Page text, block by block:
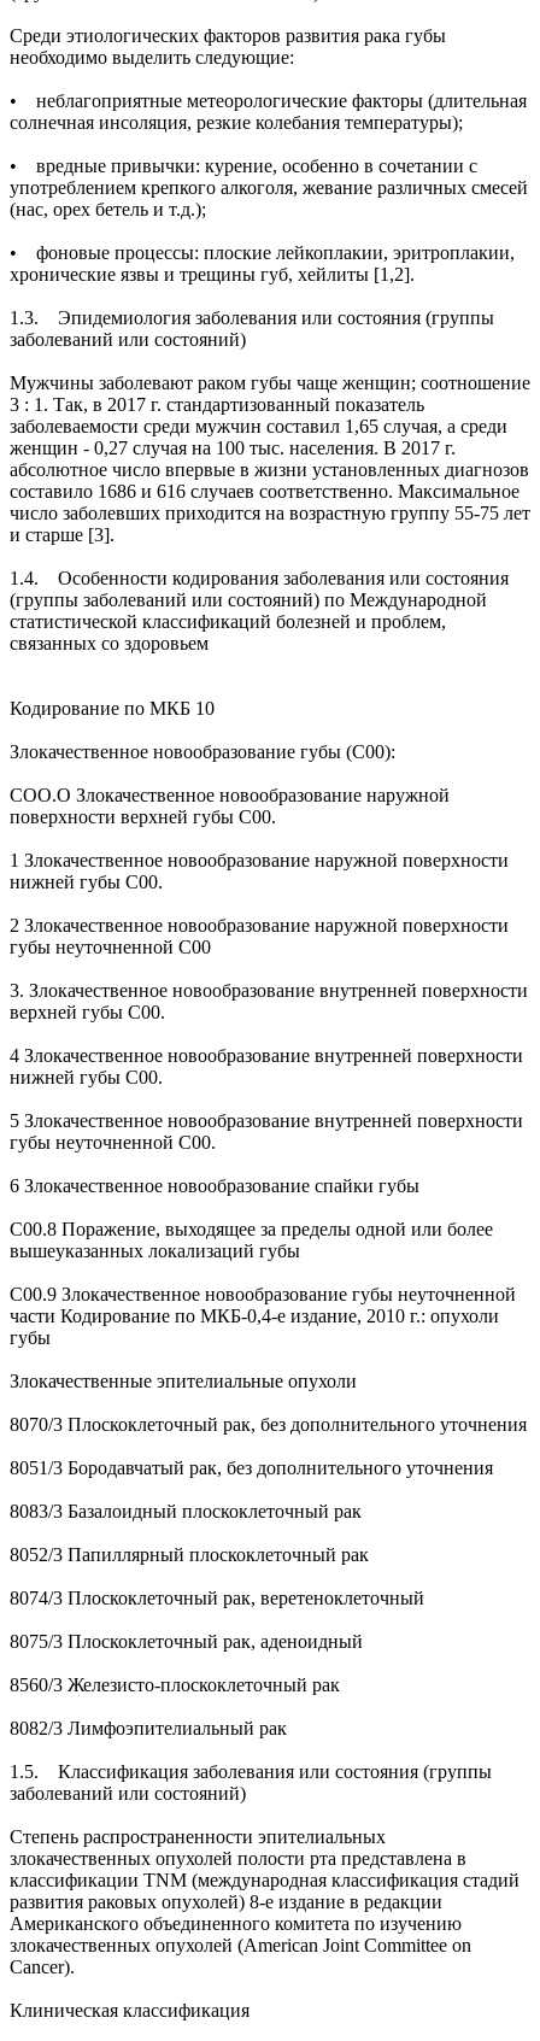
Среди этиологических факторов развития рака губы
необходимо выделить следующие:
• неблагоприятные метеорологические факторы (длительная
солнечная инсоляция, резкие колебания температуры);
• вредные привычки: курение, особенно в сочетании с
употреблением крепкого алкоголя, жевание различных смесей
(нас, орех бетель и т.д.);
• фоновые процессы: плоские лейкоплакии, эритроплакии,
хронические язвы и трещины губ, хейлиты [1,2].
1.3. Эпидемиология заболевания или состояния (группы
заболеваний или состояний)
Мужчины заболевают раком губы чаще женщин; соотношение
3 : 1. Так, в 2017 г. стандартизованный показатель
заболеваемости среди мужчин составил 1,65 случая, а среди
женщин - 0,27 случая на 100 тыс. населения. В 2017 г.
абсолютное число впервые в жизни установленных диагнозов
составило 1686 и 616 случаев соответственно. Максимальное
число заболевших приходится на возрастную группу 55-75 лет
и старше [3].
1.4. Особенности кодирования заболевания или состояния
(группы заболеваний или состояний) по Международной
статистической классификаций болезней и проблем,
связанных со здоровьем
Кодирование по МКБ 10
Злокачественное новообразование губы (С00):
СОО.О Злокачественное новообразование наружной
поверхности верхней губы С00.
1 Злокачественное новообразование наружной поверхности
нижней губы С00.
2 Злокачественное новообразование наружной поверхности
губы неуточненной С00
3. Злокачественное новообразование внутренней поверхности
верхней губы С00.
4 Злокачественное новообразование внутренней поверхности
нижней губы С00.
5 Злокачественное новообразование внутренней поверхности
губы неуточненной С00.
6 Злокачественное новообразование спайки губы
С00.8 Поражение, выходящее за пределы одной или более
вышеуказанных локализаций губы
С00.9 Злокачественное новообразование губы неуточненной
части Кодирование по МКБ-0,4-е издание, 2010 г.: опухоли
губы
Злокачественные эпителиальные опухоли
8070/3 Плоскоклеточный рак, без дополнительного уточнения
8051/3 Бородавчатый рак, без дополнительного уточнения
8083/3 Базалоидный плоскоклеточный рак
8052/3 Папиллярный плоскоклеточный рак
8074/3 Плоскоклеточный рак, веретеноклеточный
8075/3 Плоскоклеточный рак, аденоидный
8560/3 Железисто-плоскоклеточный рак
8082/3 Лимфоэпителиальный рак
1.5. Классификация заболевания или состояния (группы
заболеваний или состояний)
Степень распространенности эпителиальных
злокачественных опухолей полости рта представлена в
классификации TNM (международная классификация стадий
развития раковых опухолей) 8-е издание в редакции
Американского объединенного комитета по изучению
злокачественных опухолей (American Joint Committee on
Cancer).
Клиническая классификация